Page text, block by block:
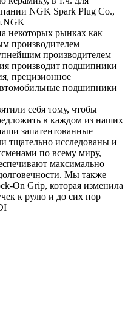
NGK Spark Plug Co.,
некоторых рынках как
производителем
производителем
производит подшипники
прецизионное
подшипники
себя тому, чтобы
в каждом из наших
запатентованные
тщательно исследованы и
по всему миру,
максимально
Мы также
On Grip, которая изменила
к рулю и до сих пор